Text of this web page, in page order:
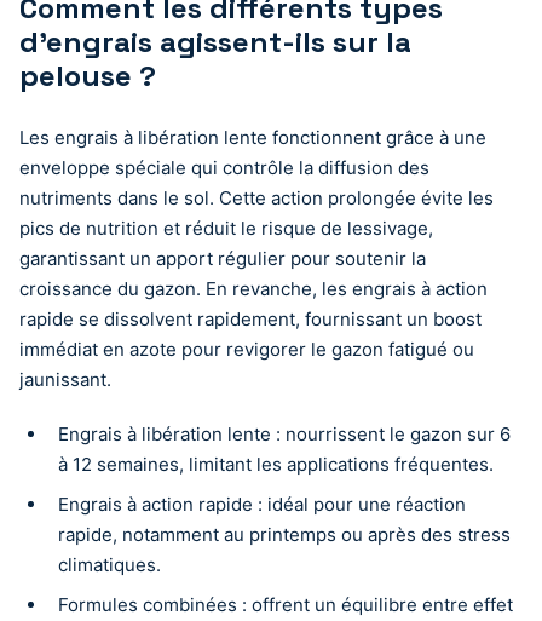
Comment les différents types
d’engrais agissent-ils sur la
pelouse ?
Les engrais à libération lente fonctionnent grâce à une
enveloppe spéciale qui contrôle la diffusion des
nutriments dans le sol. Cette action prolongée évite les
pics de nutrition et réduit le risque de lessivage,
garantissant un apport régulier pour soutenir la
croissance du gazon. En revanche, les engrais à action
rapide se dissolvent rapidement, fournissant un boost
immédiat en azote pour revigorer le gazon fatigué ou
jaunissant.
Engrais à libération lente : nourrissent le gazon sur 6
à 12 semaines, limitant les applications fréquentes.
Engrais à action rapide : idéal pour une réaction
rapide, notamment au printemps ou après des stress
climatiques.
Formules combinées : offrent un équilibre entre effet